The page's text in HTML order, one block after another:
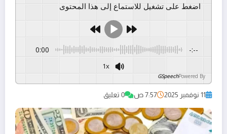
اضغط على تشغيل للاستماع إلى هذا المحتوى
0:00 -:--
1x
Powered By
GSpeech
11 نوفمبر 2025 7:57 ص 0 تعليق